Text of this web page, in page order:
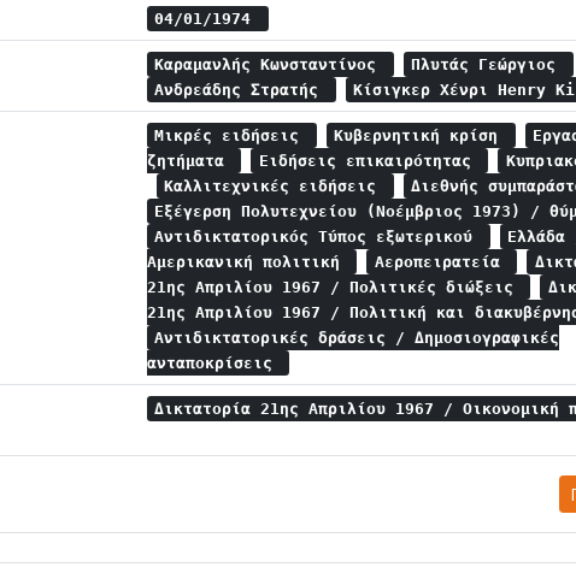
04/01/1974
Καραμανλής Κωνσταντίνος
Πλυτάς Γεώργιος
Ανδρεάδης Στρατής
Κίσιγκερ Χένρι Henry
Μικρές ειδήσεις Κυβερνητική κρίση
ζητήματα
Ειδήσεις επικαιρότητας
Καλλιτεχνικές ειδήσεις
Διεθνής
Εξέγερση Πολυτεχνείου (Νοέμβριος 1973) /
Αντιδικτατορικός Τύπος εξωτερικού
Ελλάδα
Αμερικανική πολιτική
Αεροπειρατεία
21ης Απριλίου 1967 / Πολιτικές διώξεις
21ης Απριλίου 1967 / Πολιτική και
Αντιδικτατορικές δράσεις / Δημοσιογραφικές
ανταποκρίσεις
Δικτατορία 21ης Απριλίου 1967 / Οικονομική